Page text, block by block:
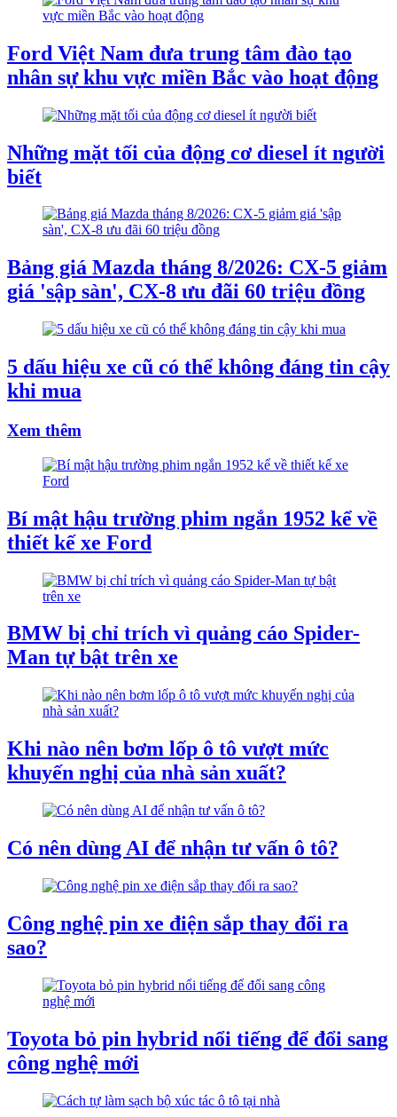
Ford Việt Nam đưa trung tâm đào tạo
nhân sự khu vực miền Bắc vào hoạt động
Những mặt tối của động cơ diesel ít người
biết
Bảng giá Mazda tháng 8/2026: CX-5 giảm
giá 'sập sàn', CX-8 ưu đãi 60 triệu đồng
5 dấu hiệu xe cũ có thể không đáng tin cậy
khi mua
Xem thêm
Bí mật hậu trường phim ngắn 1952 kể về
thiết kế xe Ford
BMW bị chỉ trích vì quảng cáo Spider-
Man tự bật trên xe
Khi nào nên bơm lốp ô tô vượt mức
khuyến nghị của nhà sản xuất?
Có nên dùng AI để nhận tư vấn ô tô?
Công nghệ pin xe điện sắp thay đổi ra
sao?
Toyota bỏ pin hybrid nổi tiếng để đổi sang
công nghệ mới